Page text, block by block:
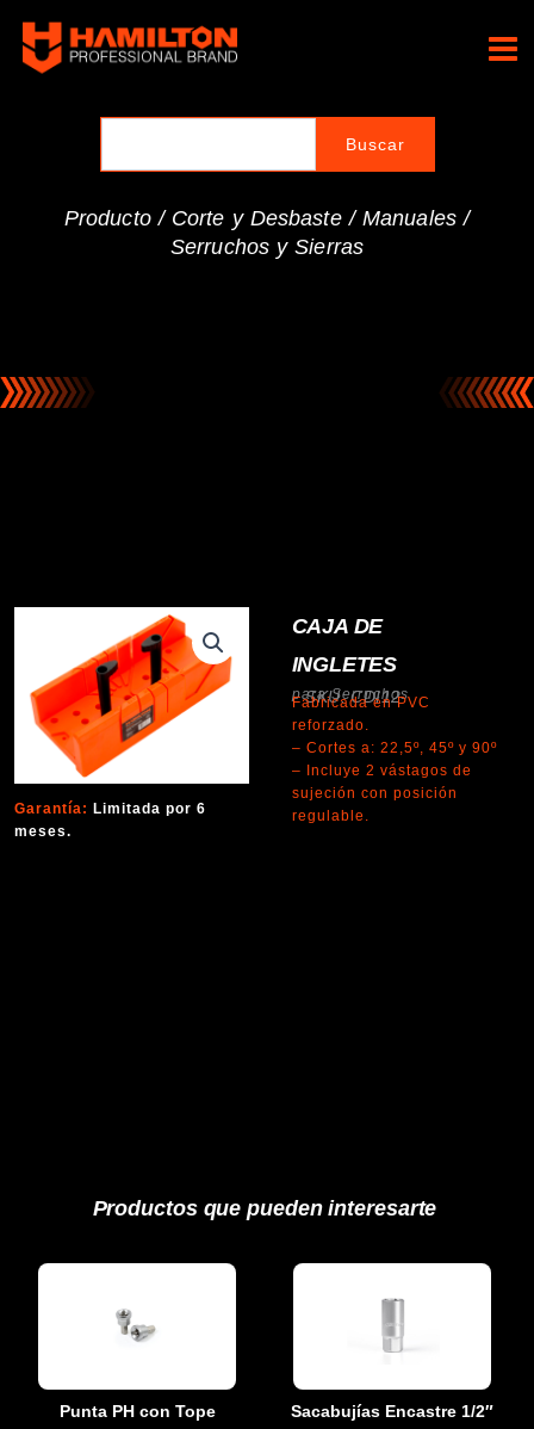
contenido
Producto / Corte y Desbaste/ Manuales/
Serruchos y Sierras
Garantía: Limitada por 6
meses.
CAJA DE
INGLETES
SKU: CDI12
para Serruchos
Fabricada en PVC
reforzado.
– Cortes a: 22,5º, 45º y 90º
– Incluye 2 vástagos de
sujeción con posición
regulable.
Productos que pueden interesarte
Punta PH con Tope
Sacabujías Encastre 1/2″